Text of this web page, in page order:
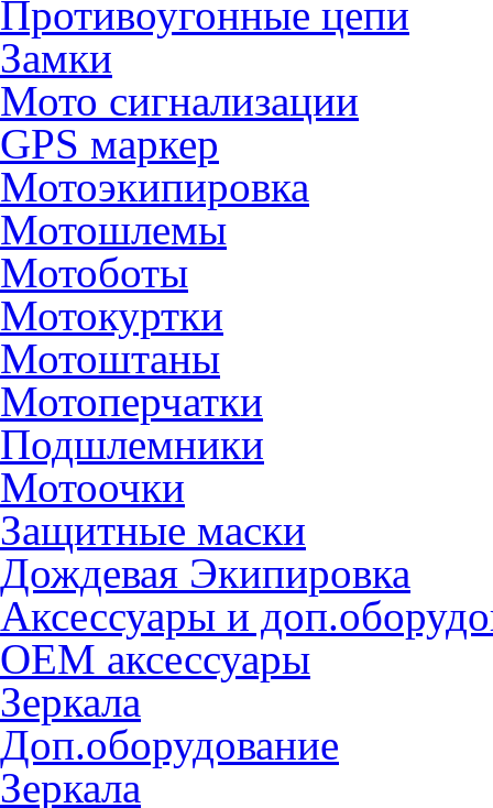
Противоугонные цепи
Замки
Мото сигнализации
GPS маркер
Мотоэкипировка
Мотошлемы
Мотоботы
Мотокуртки
Мотоштаны
Мотоперчатки
Подшлемники
Мотоочки
Защитные маски
Дождевая Экипировка
Аксессуары и
OEM аксессуары
Зеркала
Доп.оборудование
Зеркала